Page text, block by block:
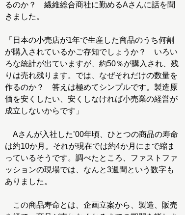
るのか？ 繊維総合商社に勤めるAさんに話を聞
きました。
「日本の小売店が1年で生産した商品のうち何割
が購入されているかご存知でしょうか？ いろい
ろな統計が出ていますが、約50％が購入され、残
りは売れ残ります。では、なぜそれだけの数量を
作るのか？ 答えは極めてシンプルです。製造原
価を安くしたい、安くしなければ小売業の経営が
成立しないからです」
Aさんが入社した’00年頃、ひとつの商品の寿命
は約10か月。それが現在では約4か月にまで縮ま
っているそうです。調べたところ、ファストファ
ッションの現場では、なんと3週間という数字も
ありました。
この商品寿命とは、企画立案から、製造、販売